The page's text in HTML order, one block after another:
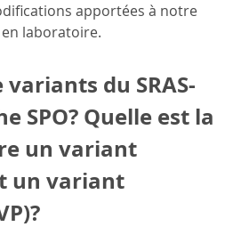
apportées à notre
laboratoire.
du SRAS-
SPO? Quelle est la
un variant
un variant